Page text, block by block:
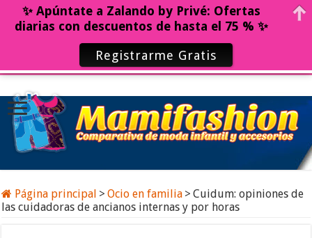
Página principal > Ocio en familia > Cuidum: opiniones de
las cuidadoras de ancianos internas y por horas
✨ Apúntate a Zalando by Privé: Ofertas
diarias con descuentos de hasta el 75 % ✨
Registrarme Gratis